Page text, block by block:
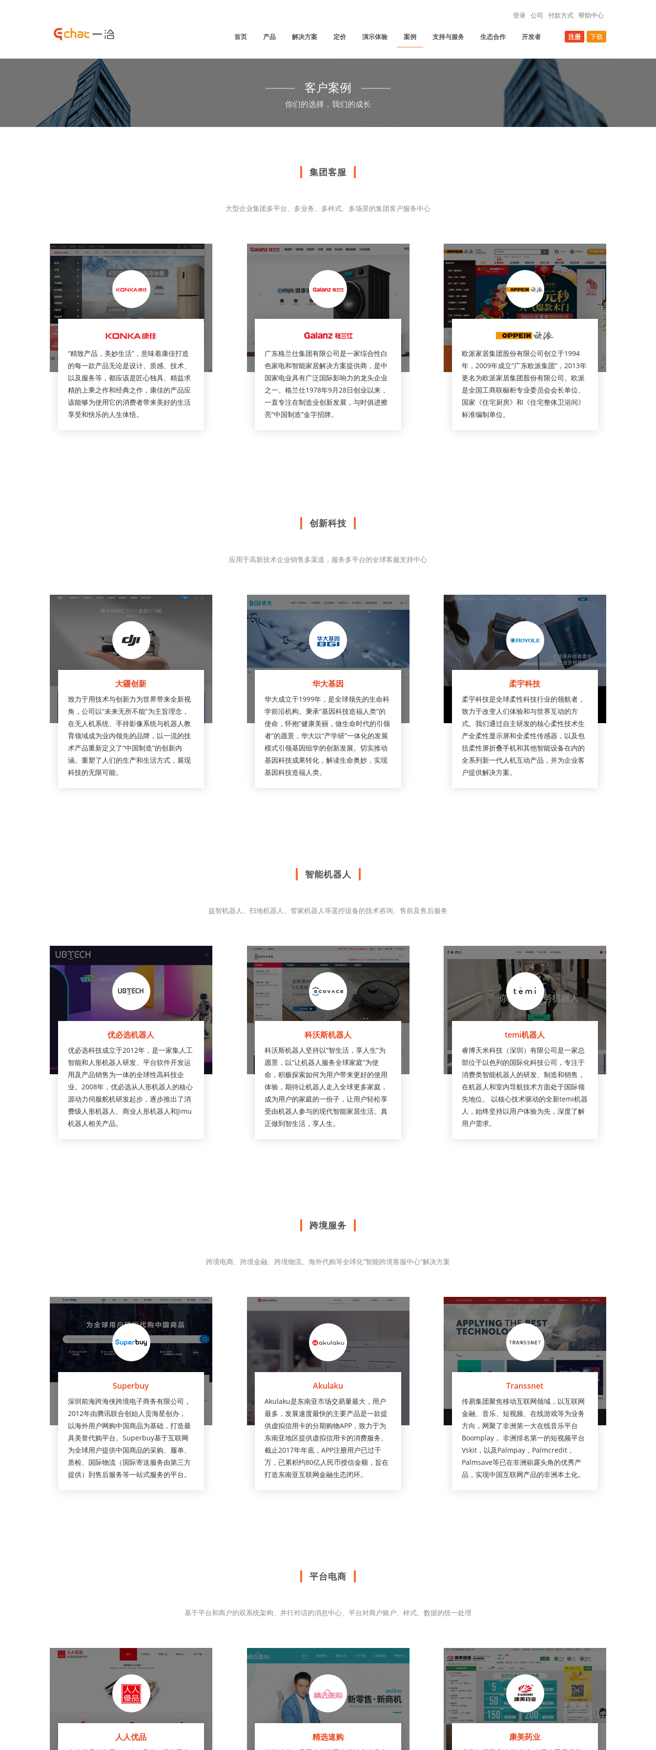
登录 公司 付款方式 帮助中心
首页 产品 解决方案 定价 演示体验 案例 支持与服务 生态合作 开发者 注册 下载
客户案例
你们的选择，我们的成长
集团客服
大型企业集团多平台、多业务、多样式、多场景的集团客户服务中心
“精致产品，美妙生活”，意味着康佳打造
的每一款产品无论是设计、质感、技术、
以及服务等，都应该是匠心独具、精益求
精的上乘之作和经典之作，康佳的产品应
该能够为使用它的消费者带来美好的生活
享受和快乐的人生体悟。
广东格兰仕集团有限公司是一家综合性白
色家电和智能家居解决方案提供商，是中
国家电业具有广泛国际影响力的龙头企业
之一。格兰仕1978年9月28日创业以来，
一直专注在制造业创新发展，与时俱进擦
亮“中国制造”金字招牌。
欧派家居集团股份有限公司创立于1994
年，2009年成立“广东欧派集团”，2013年
更名为欧派家居集团股份有限公司。欧派
是全国工商联橱柜专业委员会会长单位、
国家《住宅厨房》和《住宅整体卫浴间》
标准编制单位。
创新科技
应用于高新技术企业销售多渠道，服务多平台的全球客服支持中心
大疆创新
致力于用技术与创新力为世界带来全新视
角，公司以“未来无所不能”为主旨理念，
在无人机系统、手持影像系统与机器人教
育领域成为业内领先的品牌，以一流的技
术产品重新定义了“中国制造”的创新内
涵。重塑了人们的生产和生活方式，展现
科技的无限可能。
华大基因
华大成立于1999年，是全球领先的生命科
学前沿机构。秉承“基因科技造福人类”的
使命，怀抱“健康美丽，做生命时代的引领
者”的愿景，华大以“产学研”一体化的发展
模式引领基因组学的创新发展。切实推动
基因科技成果转化，解读生命奥妙，实现
基因科技造福人类。
柔宇科技
柔宇科技是全球柔性科技行业的领航者，
致力于改变人们体验和与世界互动的方
式。我们通过自主研发的核心柔性技术生
产全柔性显示屏和全柔性传感器，以及包
括柔性屏折叠手机和其他智能设备在内的
全系列新一代人机互动产品，并为企业客
户提供解决方案。
智能机器人
益智机器人、扫地机器人、管家机器人等遥控设备的技术咨询、售前及售后服务
优必选机器人
优必选科技成立于2012年，是一家集人工
智能和人形机器人研发、平台软件开发运
用及产品销售为一体的全球性高科技企
业。2008年，优必选从人形机器人的核心
源动力伺服舵机研发起步，逐步推出了消
费级人形机器人、商业人形机器人和Jimu
机器人相关产品。
科沃斯机器人
科沃斯机器人坚持以“智生活，享人生”为
愿景，以“让机器人服务全球家庭”为使
命，积极探索如何为用户带来更好的使用
体验，期待让机器人走入全球更多家庭，
成为用户的家庭的一份子，让用户轻松享
受由机器人参与的现代智能家居生活。真
正做到智生活，享人生。
temi机器人
睿博天米科技（深圳）有限公司是一家总
部位于以色列的国际化科技公司，专注于
消费类智能机器人的研发、制造和销售，
在机器人和室内导航技术方面处于国际领
先地位。 以核心技术驱动的全新temi机器
人，始终坚持以用户体验为先，深度了解
用户需求。
跨境服务
跨境电商、跨境金融、跨境物流、海外代购等全球化“智能跨境客服中心”解决方案
Superbuy
深圳前海跨海侠跨境电子商务有限公司，
2012年由腾讯联合创始人贡海星创办，
以海外用户网购中国商品为基础，打造最
具美誉代购平台。Superbuy基于互联网
为全球用户提供中国商品的采购、履单、
质检、国际物流（国际寄送服务由第三方
提供）到售后服务等一站式服务的平台。
Akulaku
Akulaku是东南亚市场交易量最大，用户
最多，发展速度最快的主要产品是一款提
供虚拟信用卡的分期购物APP，致力于为
东南亚地区提供虚拟信用卡的消费服务。
截止2017年年底，APP注册用户已过千
万，已累积约80亿人民币授信金额，旨在
打造东南亚互联网金融生态闭环。
Transsnet
传易集团聚焦移动互联网领域，以互联网
金融、音乐、短视频、在线游戏等为业务
方向，网聚了非洲第一大在线音乐平台
Boomplay， 非洲排名第一的短视频平台
Vskit，以及Palmpay，Palmcredit，
Palmsave等已在非洲崭露头角的优秀产
品，实现中国互联网产品的非洲本土化。
平台电商
基于平台和商户的双系统架构、并行对话的消息中心、平台对商户账户、样式、数据的统一处理
人人优品 精选速购 康美药业